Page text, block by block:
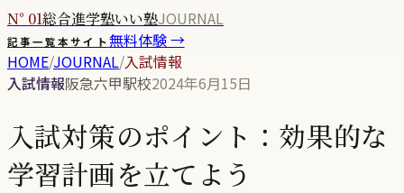
N° 01総合進学塾いい塾JOURNAL
記事一覧本サイト無料体験 →
HOME/JOURNAL/入試情報
入試情報阪急六甲駅校2024年6月15日
入試対策のポイント：効果的な
学習計画を立てよう